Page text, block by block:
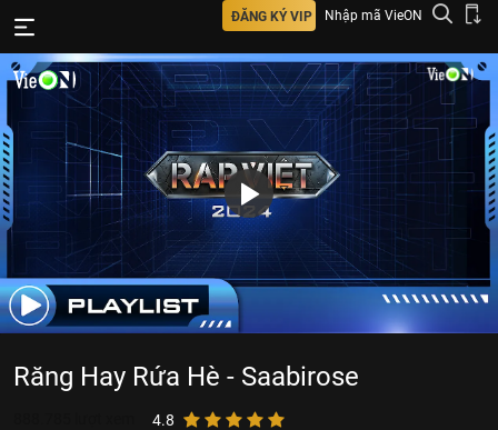
ĐĂNG KÝ VIP Nhập mã VieON
Răng Hay Rứa Hè - Saabirose
4.8